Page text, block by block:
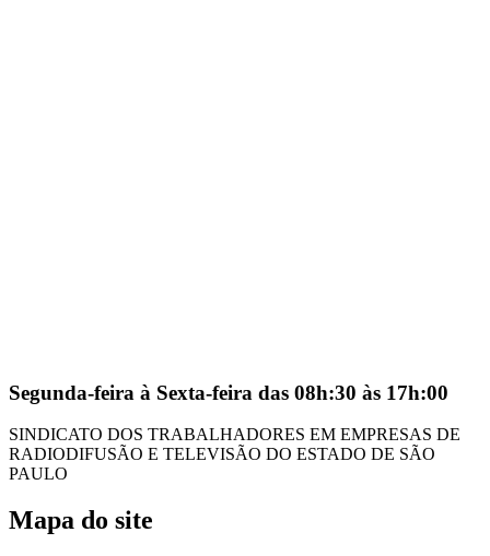
Segunda-feira à Sexta-feira das 08h:30 às 17h:00
SINDICATO DOS TRABALHADORES EM EMPRESAS DE
RADIODIFUSÃO E TELEVISÃO DO ESTADO DE SÃO
PAULO
Mapa do site